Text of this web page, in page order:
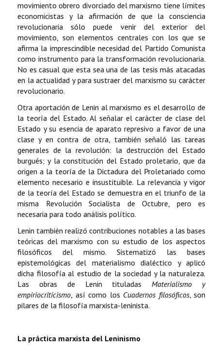
movimiento obrero divorciado del marxismo tiene límites
economicistas y la afirmación de que la consciencia
revolucionaria sólo puede venir del exterior del
movimiento, son elementos centrales con los que se
afirma la imprescindible necesidad del Partido Comunista
como instrumento para la transformación revolucionaria.
No es casual que esta sea una de las tesis más atacadas
en la actualidad y para sustraer del marxismo su carácter
revolucionario.
Otra aportación de Lenin al marxismo es el desarrollo de
la teoría del Estado. Al señalar el carácter de clase del
Estado y su esencia de aparato represivo a favor de una
clase y en contra de otra, también señaló las tareas
generales de la revolución: la destrucción del Estado
burgués; y la constitución del Estado proletario, que da
origen a la teoría de la Dictadura del Proletariado como
elemento necesario e insustituible. La relevancia y vigor
de la teoría del Estado se demuestra en el triunfo de la
misma Revolución Socialista de Octubre, pero es
necesaria para todo análisis político.
Lenin también realizó contribuciones notables a las bases
teóricas del marxismo con su estudio de los aspectos
filosóficos del mismo. Sistematizó las bases
epistemológicas del materialismo dialéctico y aplicó
dicha filosofía al estudio de la sociedad y la naturaleza.
Las obras de Lenin tituladas Materialismo y
empiriocriticismo , así como los Cuadernos filosóficos, son
pilares de la filosofía marxista-leninista.
La práctica marxista del Leninismo